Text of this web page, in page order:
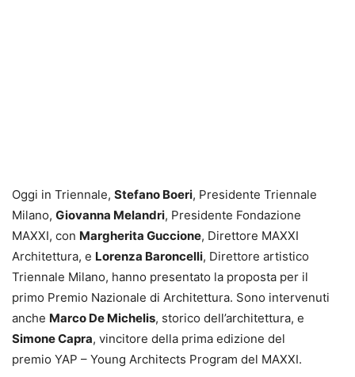
Oggi in Triennale, Stefano Boeri, Presidente Triennale
Milano, Giovanna Melandri, Presidente Fondazione
MAXXI, con Margherita Guccione, Direttore MAXXI
Architettura, e Lorenza Baroncelli, Direttore artistico
Triennale Milano, hanno presentato la proposta per il
primo Premio Nazionale di Architettura. Sono intervenuti
anche Marco De Michelis, storico dell’architettura, e
Simone Capra, vincitore della prima edizione del
premio YAP – Young Architects Program del MAXXI.